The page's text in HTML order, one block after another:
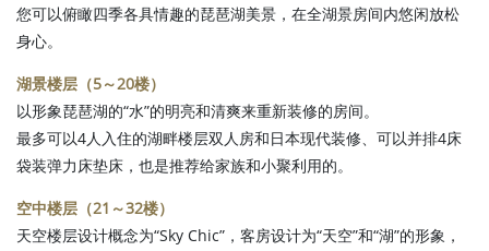
您可以俯瞰四季各具情趣的琵琶湖美景，在全湖景房间内悠闲放松
身心。
湖景楼层（5～20楼）
以形象琵琶湖的“水”的明亮和清爽来重新装修的房间。
最多可以4人入住的湖畔楼层双人房和日本现代装修、可以并排4床
袋装弹力床垫床，也是推荐给家族和小聚利用的。
空中楼层（21～32楼）
天空楼层设计概念为“Sky Chic”，客房设计为“天空”和“湖”的形象，